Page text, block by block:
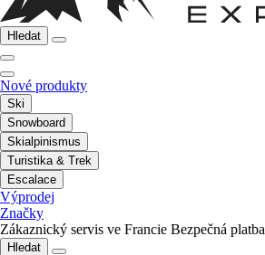
Hledat
Nové produkty
Ski
Snowboard
Skialpinismus
Turistika & Trek
Escalace
Výprodej
Značky
Zákaznický servis ve Francie Bezpečná platba
Hledat